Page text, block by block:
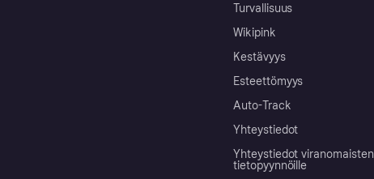
Turvallisuus
Wikipink
Kestävyys
Esteettömyys
Auto-Track
Yhteystiedot
Yhteystiedot viranomaisten
tietopyynnöille